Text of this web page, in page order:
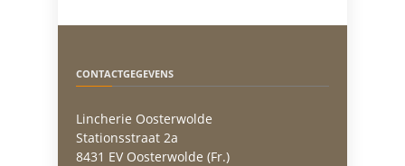
CONTACTGEGEVENS
Lincherie Oosterwolde
Stationsstraat 2a
8431 EV Oosterwolde (Fr.)